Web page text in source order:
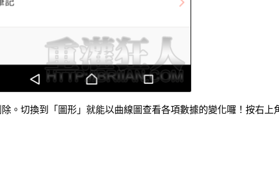
。切換到「圖形」就能以曲線圖查看各項數據的變化囉！按右上